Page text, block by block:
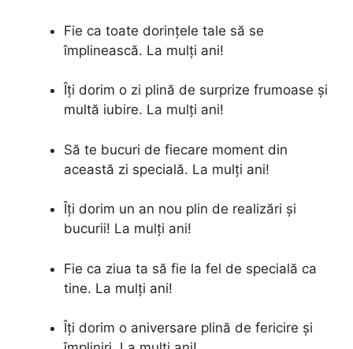
Fie ca toate dorințele tale să se
împlinească. La mulți ani!
Îți dorim o zi plină de surprize frumoase și
multă iubire. La mulți ani!
Să te bucuri de fiecare moment din
această zi specială. La mulți ani!
Îți dorim un an nou plin de realizări și
bucurii! La mulți ani!
Fie ca ziua ta să fie la fel de specială ca
tine. La mulți ani!
Îți dorim o aniversare plină de fericire și